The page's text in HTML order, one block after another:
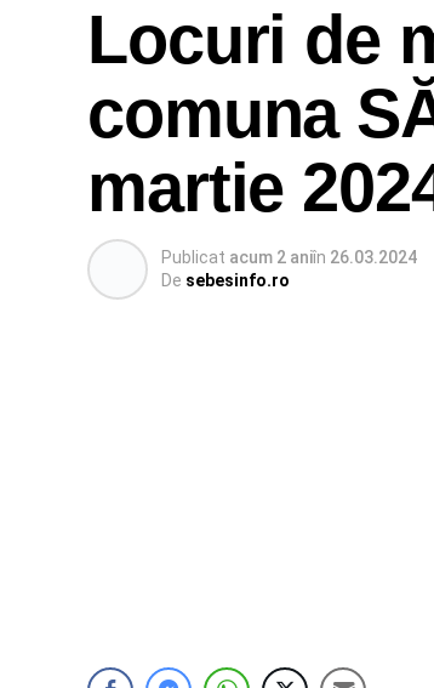
Locuri de
comuna
martie
Publicat acum 2 aniîn 26.03.2024
De sebesinfo.ro